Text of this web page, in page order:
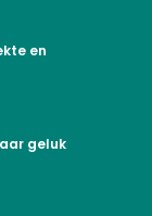
en
geluk